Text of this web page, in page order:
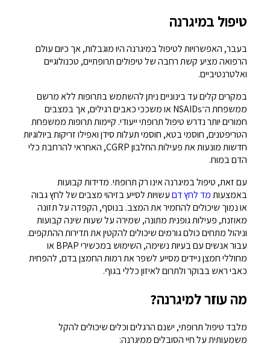
טיפול במיגרנה
בעבר, האפשרויות לטיפול במיגרנה היו מוגבלות, אך כיום עולם
הרפואה מציע קשת רחבה של טיפולים תרופתיים, טכנולוגיים
ואלטרנטיביים.
במקרים קלים עד בינוניים ניתן להשתמש בתרופות ללא מרשם
ממשפחת ה־NSAIDs או משככי כאבים רגילים, אך במצבים
חמורים יותר נדרש טיפול תרופתי ייעודי. קיימות תרופות ממשפחת
הטריפטנים, חוסמי בטא, חוסמי תעלות סידן ואפילו זריקות ביולוגיות
חדשות מונעות את פעילות החלבון CGRP, האחראי להרחבת כלי
הדם במוח.
עם זאת, טיפול במיגרנה אינו רק תרופתי. מדידות קבועות
באמצעותמד לחץ דםעשויות לסייע בזיהוי מצבים של לחץ גבוה
או נמוך שיכולים להחמיר את המצב. בנוסף, הקפדה על תזונה
מאוזנת, פעילות גופנית מתונה, שמירה על שעות שינה קבועות
וניהול מתחים כולם גורמים שיכולים להקטין את תדירות ההתקפים.
עבור אנשים עם בעיות נשימה, השימוש במכשירי BPAP או
מחוללי חמצן ניידים מסייע לשפר את רמות החמצן בדם, להפחית
כאבי ראש בבוקר ולתרום לאיזון כללי בגוף.
מה עוזר למיגרנה?
מלבד טיפול תרופתי, ישנם הרגלים וכלים שיכולים להקל
משמעותית על חיי הסובלים ממיגרנה: